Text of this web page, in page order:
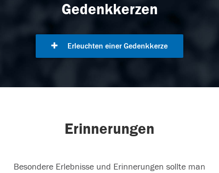
Gedenkkerzen
Erleuchten einer Gedenkkerze
Erinnerungen
Besondere Erlebnisse und Erinnerungen sollte man